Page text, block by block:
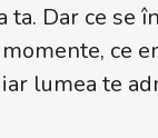
ta. Dar ce se
ce
lumea te